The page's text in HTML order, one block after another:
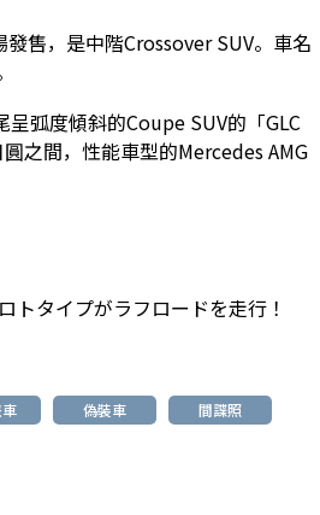
售，是中階Crossover SUV。車名
弧度傾斜的Coupe SUV的「GLC
之間，性能車型的Mercedes AMG
トタイプがラフロードを走行！
偽裝車 間諜照